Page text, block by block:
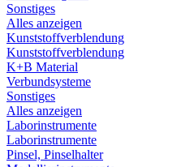
Sonstiges
Alles anzeigen
Kunststoffverblendung
Kunststoffverblendung
K+B Material
Verbundsysteme
Sonstiges
Alles anzeigen
Laborinstrumente
Laborinstrumente
Pinsel, Pinselhalter